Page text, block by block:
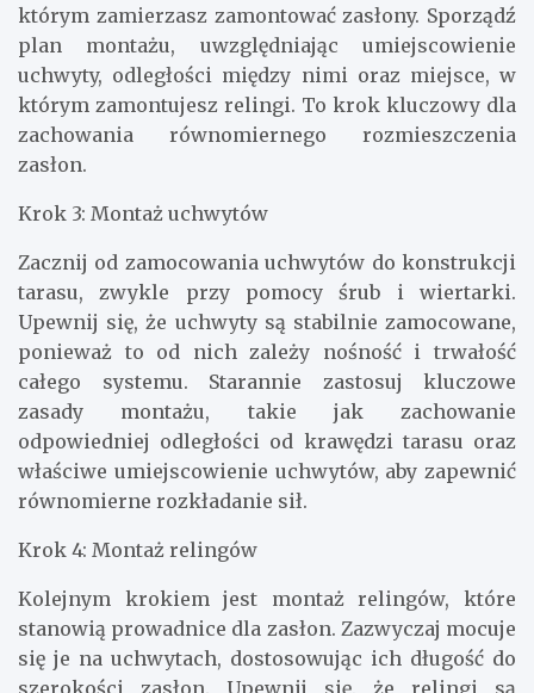
którym zamierzasz zamontować zasłony. Sporządź
plan montażu, uwzględniając umiejscowienie
uchwyty, odległości między nimi oraz miejsce, w
którym zamontujesz relingi. To krok kluczowy dla
zachowania równomiernego rozmieszczenia
zasłon.
Krok 3: Montaż uchwytów
Zacznij od zamocowania uchwytów do konstrukcji
tarasu, zwykle przy pomocy śrub i wiertarki.
Upewnij się, że uchwyty są stabilnie zamocowane,
ponieważ to od nich zależy nośność i trwałość
całego systemu. Starannie zastosuj kluczowe
zasady montażu, takie jak zachowanie
odpowiedniej odległości od krawędzi tarasu oraz
właściwe umiejscowienie uchwytów, aby zapewnić
równomierne rozkładanie sił.
Krok 4: Montaż relingów
Kolejnym krokiem jest montaż relingów, które
stanowią prowadnice dla zasłon. Zazwyczaj mocuje
się je na uchwytach, dostosowując ich długość do